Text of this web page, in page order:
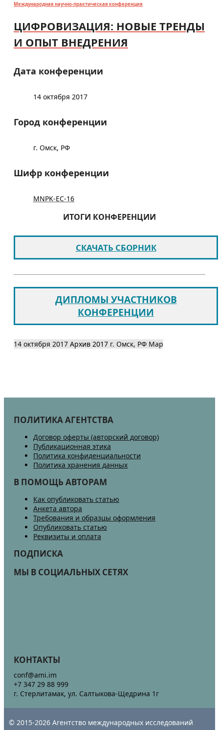
Международная научно-практическая конференция
ЦИФРОВИЗАЦИЯ: НОВЫЕ ТРЕНДЫ
И ОПЫТ ВНЕДРЕНИЯ
Дата конференции
14 октября 2017
Город конференции
г. Омск, РФ
Шифр конференции
MNPK-EC-16
ИТОГИ КОНФЕРЕНЦИИ
СКАЧАТЬ СБОРНИК
ДИПЛОМЫ УЧАСТНИКОВ
КОНФЕРЕНЦИИ
14 октября 2017 Архив 2017 г. Омск, РФ Map
ПОЛИТИКА АГЕНТСТВА
Договор оферты (авторский договор)
Публикационная этика
Политика конфиденциальности
Политика хранения данных
В ПОМОЩЬ АВТОРАМ
Как опубликовать статью
Анкета автора
Требования и образцы оформления
Опубликовать статью
Реквизиты и оплата
ПОДПИСКА
МЫ В СОЦИАЛЬНЫХ СЕТЯХ
КОНТАКТЫ
conf@ami.im
+7 347 29 88 999
г. Стерлитамак, ул. Салтыкова-Щедрина 1г
© 2015-2026 Агентство международных исследований